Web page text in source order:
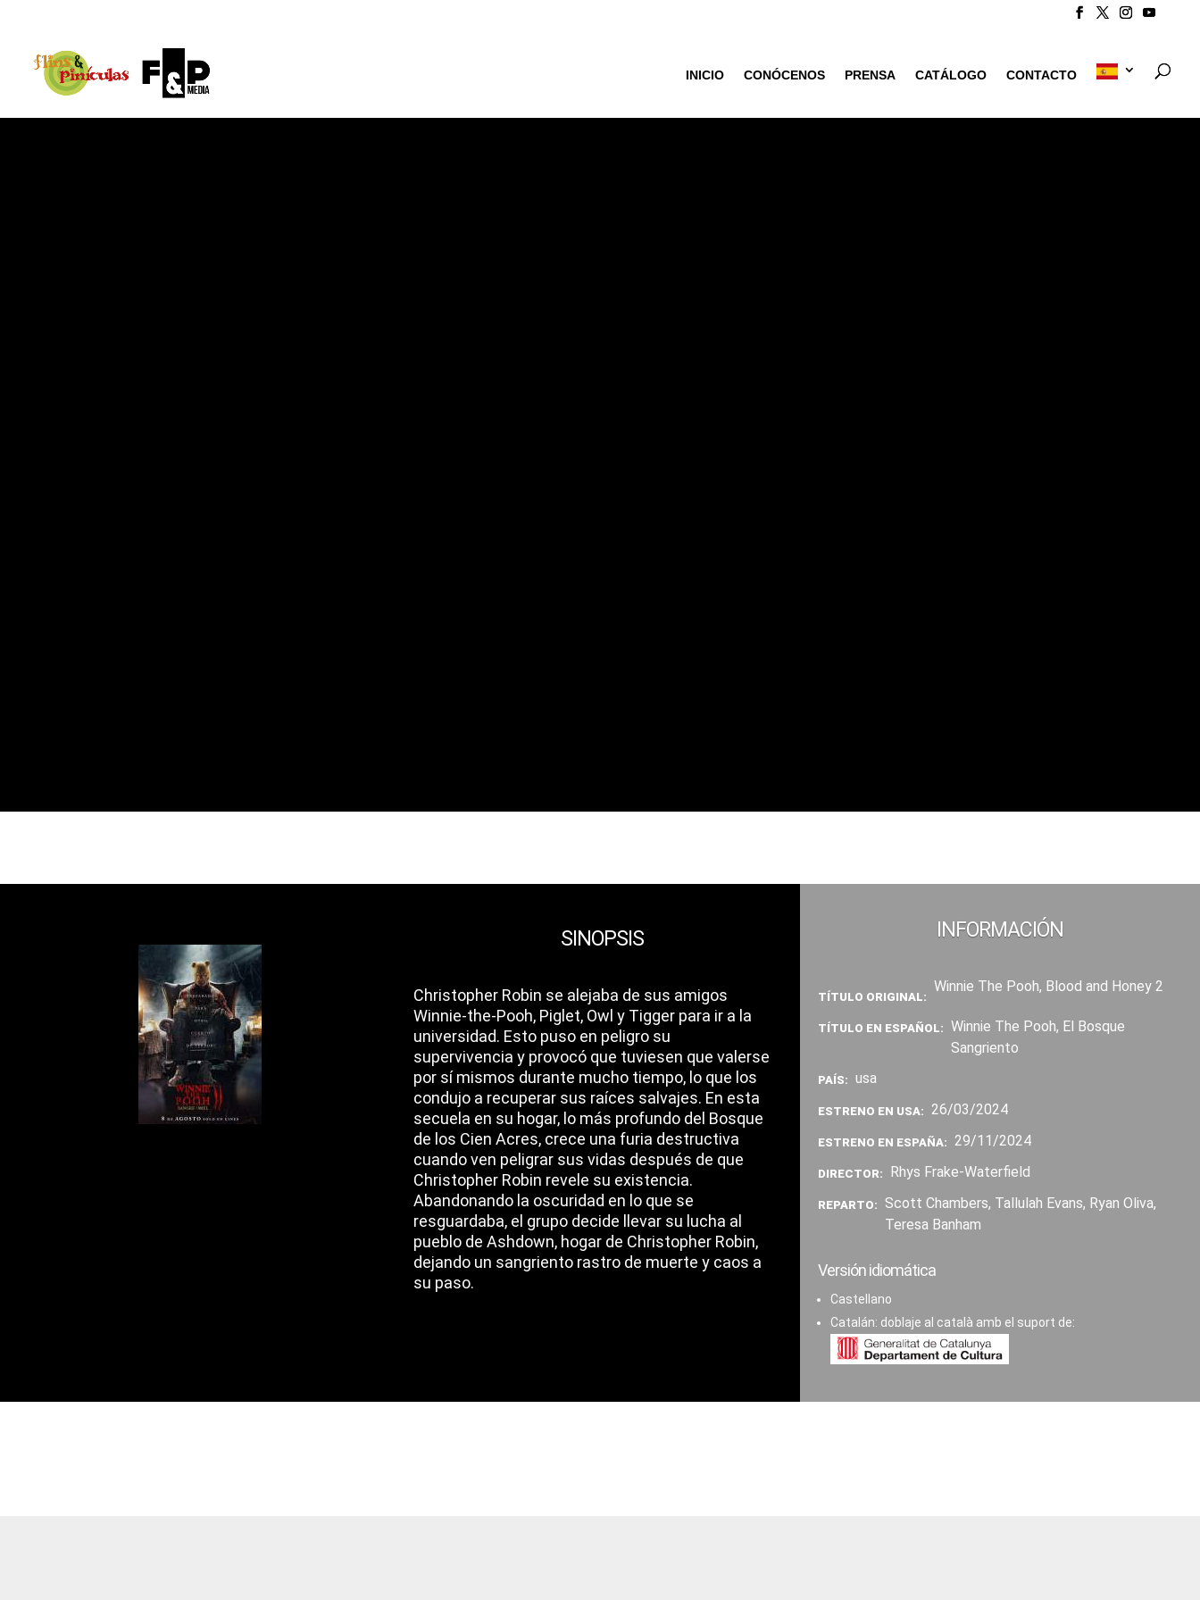
INICIO CONÓCENOS PRENSA CATÁLOGO CONTACTO
SINOPSIS
Christopher Robin se alejaba de sus amigos
Winnie-the-Pooh, Piglet, Owl y Tigger para ir a la
universidad. Esto puso en peligro su
supervivencia y provocó que tuviesen que valerse
por sí mismos durante mucho tiempo, lo que los
condujo a recuperar sus raíces salvajes. En esta
secuela en su hogar, lo más profundo del Bosque
de los Cien Acres, crece una furia destructiva
cuando ven peligrar sus vidas después de que
Christopher Robin revele su existencia.
Abandonando la oscuridad en lo que se
resguardaba, el grupo decide llevar su lucha al
pueblo de Ashdown, hogar de Christopher Robin,
dejando un sangriento rastro de muerte y caos a
su paso.
INFORMACIÓN
TÍTULO ORIGINAL:
Winnie The Pooh, Blood and Honey 2
TÍTULO EN ESPAÑOL: Winnie The Pooh, El Bosque
Sangriento
PAÍS: usa
ESTRENO EN USA: 26/03/2024
ESTRENO EN ESPAÑA: 29/11/2024
DIRECTOR: Rhys Frake-Waterfield
REPARTO: Scott Chambers, Tallulah Evans, Ryan Oliva,
Teresa Banham
Versión idiomática
Castellano
Catalán: doblaje al català amb el suport de: